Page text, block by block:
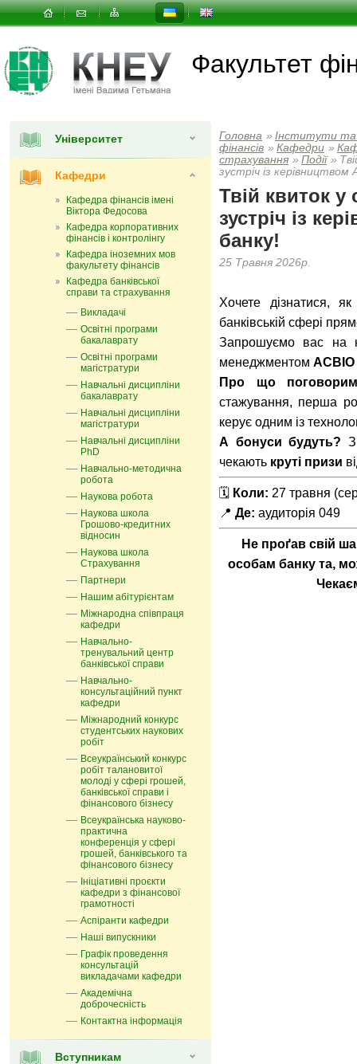
Факультет
Університет
Кафедри
Кафедра фінансів імені
Віктора Федосова
Кафедра корпоративних
фінансів і контролінгу
Кафедра іноземних мов
факультету фінансів
Кафедра банківської
справи та страхування
Викладачі
Освітні програми
бакалаврату
Освітні програми
магістратури
Навчальні дисципліни
бакалаврату
Навчальні дисципліни
магістратури
Навчальні дисципліни
PhD
Навчально-методична
робота
Наукова робота
Наукова школа
Грошово-кредитних
відносин
Наукова школа
Страхування
Партнери
Нашим абітурієнтам
Міжнародна співпраця
кафедри
Навчально-
тренувальний центр
банківської справи
Навчально-
консультаційний пункт
кафедри
Міжнародний конкурс
студентських наукових
робіт
Всеукраїнський конкурс
робіт талановитої
молоді у сфері грошей,
банківської справи і
фінансового бізнесу
Всеукраїнська науково-
практична
конференція у сфері
грошей, банківського та
фінансового бізнесу
Ініціативні проєкти
кафедри з фінансової
грамотності
Аспіранти кафедри
Наші випускники
Графік проведення
консультацій
викладачами кафедри
Академічна
доброчесність
Контактна інформація
Вступникам
Головна » Інститути
фінансів » Кафедри »
страхування » Події »
зустріч із керівництвом
Твій квиток у
зустріч із
банку!
25 Травня 2026р.
Хочете дізнатися,
банківській сфері
Запрошуємо вас на
менеджментом АСВІО
Про що
стажування, перша
керує одним із
А бонуси будуть?
чекають круті призи
🗓 Коли: 27 травня
📍 Де: аудиторія 049
Не проґав свій
особам банку та,